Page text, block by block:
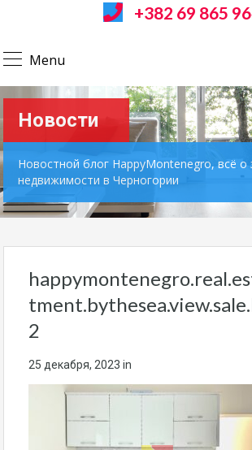
+382 69 865
Menu
Новости
Новостной блог HappyMontenegro, всё о
недвижимости в Черногории
2
25 декабря, 2023 in